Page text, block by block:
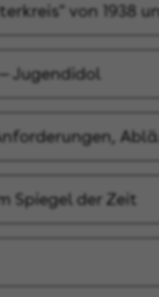
von 1938
Jugendidol
Spiegel der Zeit